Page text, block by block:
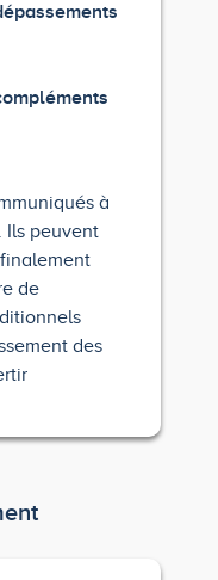
à
Ils peuvent
de
des